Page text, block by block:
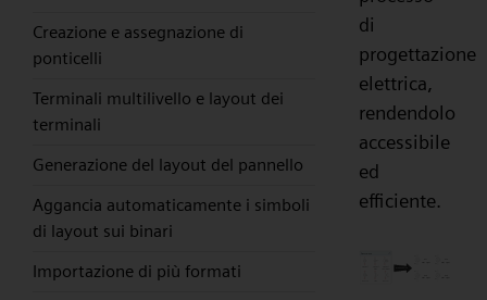
Creazione e assegnazione di
ponticelli
Terminali multilivello e layout dei
terminali
Generazione del layout del pannello
Aggancia automaticamente i simboli
di layout sui binari
Importazione di più formati
di
progettazione
elettrica,
rendendolo
accessibile
ed
efficiente.